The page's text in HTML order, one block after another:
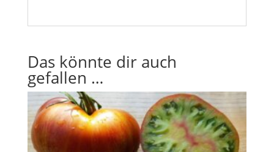
Das könnte dir auch
gefallen …